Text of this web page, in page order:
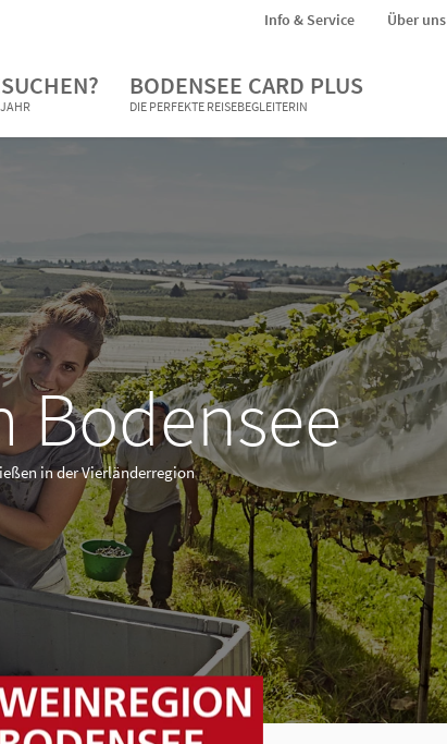
Info & Service Über uns
BODENSEE CARD PLUS
DIE PERFEKTE REISEBEGLEITERIN
Bodensee
in der Vierländerregion